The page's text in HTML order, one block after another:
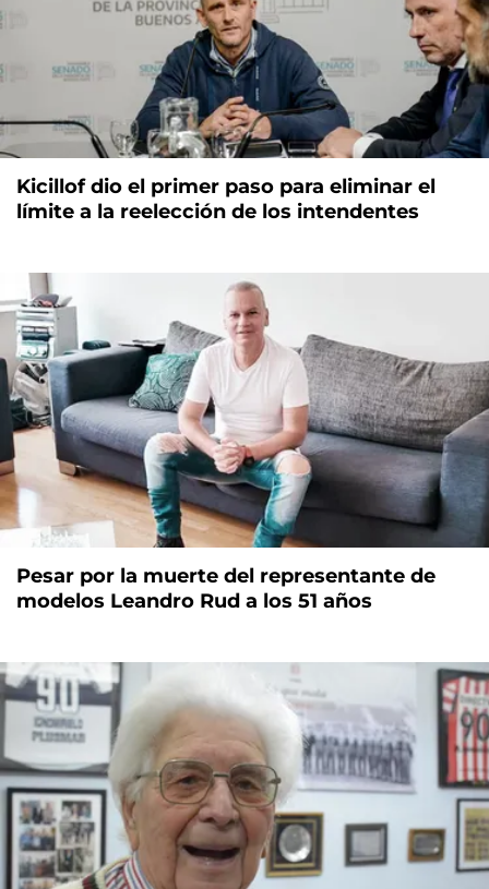
Kicillof dio el primer paso para eliminar el
límite a la reelección de los intendentes
Pesar por la muerte del representante de
modelos Leandro Rud a los 51 años